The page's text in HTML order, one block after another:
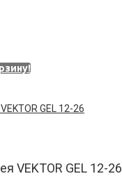
VEKTOR GEL 12-26